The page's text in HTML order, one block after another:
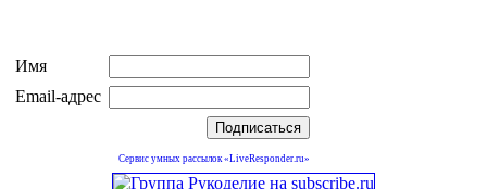
Имя
Email-адрес
Сервис умных рассылок «LiveResponder.ru»